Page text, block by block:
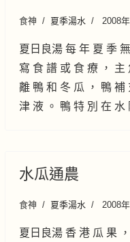
食神 夏季湯水 2008
夏日良湯 每 年 夏 季
寫 食 譜 或 食 療 ， 主
離 鴨 和 冬 瓜 ， 鴨 補
津 液 。 鴨 特 別 在 水
水瓜通農
食神 夏季湯水 2008
夏日良湯 香 港 瓜 果